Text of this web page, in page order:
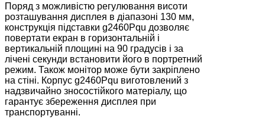
Поряд з можливістю регулювання висоти
розташування дисплея в діапазоні 130 мм,
конструкція підставки g2460Pqu дозволяє
повертати екран в горизонтальній і
вертикальній площині на 90 градусів і за
лічені секунди встановити його в портретний
режим. Також монітор може бути закріплено
на стіні. Корпус g2460Pqu виготовлений з
надзвичайно зносостійкого матеріалу, що
гарантує збереження дисплея при
транспортуванні.